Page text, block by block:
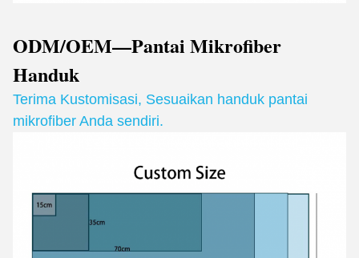
ODM/OEM—Pantai Mikrofiber
Handuk
Terima Kustomisasi, Sesuaikan handuk pantai
mikrofiber Anda sendiri.